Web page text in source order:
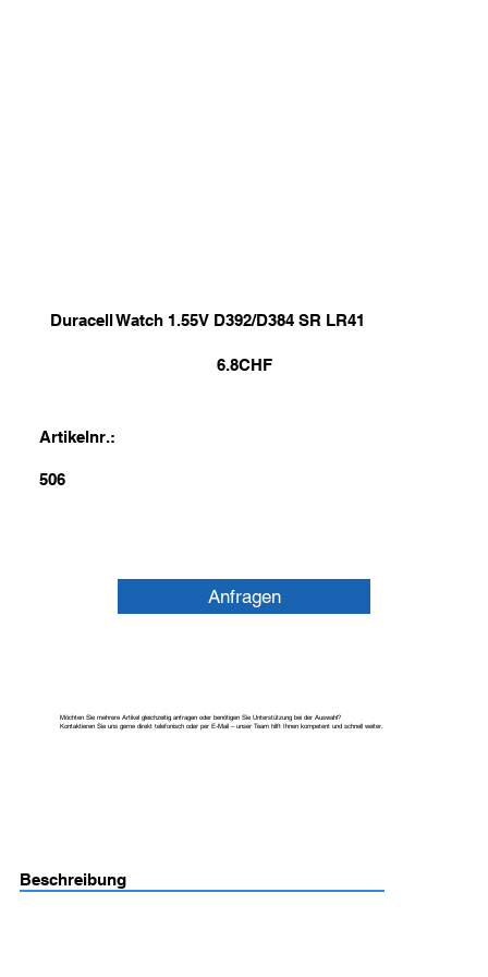
Duracell Watch 1.55V D392/D384 SR LR41
6.8CHF
Artikelnr.:
506
Anfragen
Möchten Sie mehrere Artikel gleichzeitig anfragen oder benötigen Sie Unterstützung bei der Auswahl?
Kontaktieren Sie uns gerne direkt telefonisch oder per E-Mail – unser Team hilft Ihnen kompetent und schnell weiter.
Beschreibung